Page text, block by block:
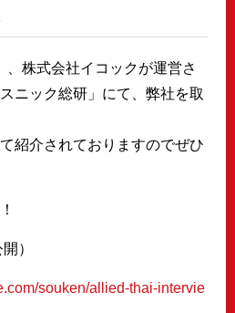
、株式会社イコックが運営さ
ニック総研」にて、弊社を取
紹介されておりますのでぜひ
）
souken/allied-thai-intervie